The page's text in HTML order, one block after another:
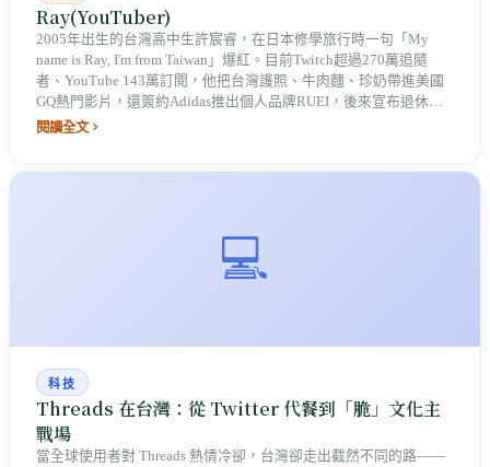
Ray(YouTuber)
2005年出生的台灣高中生許宸睿，在日本修學旅行時一句「My
name is Ray, I'm from Taiwan」爆紅。目前Twitch超過270萬追隨
者、YouTube 143萬訂閱，他把台灣護照、牛肉麵、珍奶帶進美國
GQ熱門影片，還簽約Adidas推出個人品牌RUEI，後來宣布退休轉
投資牙醫診所，讓世界看見台灣年輕人的可能性。
閱讀全文
💻
科技
Threads 在台灣：從 Twitter 代餐到「脆」文化主
戰場
當全球使用者對 Threads 熱情冷卻，台灣卻走出截然不同的路——